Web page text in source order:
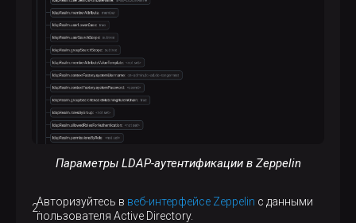
Параметры LDAP-аутентификации в Zeppelin
Авторизуйтесь в веб-интерфейсе Zeppelin с данными
пользователя Active Directory.